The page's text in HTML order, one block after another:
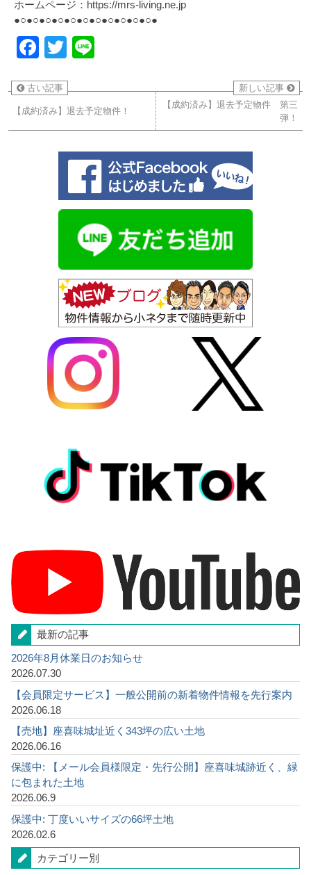
ホームページ：https://mrs-living.ne.jp
●○●○●○●○●○●○●○●○●○●○●○●
Facebook
Twitter
古い記事
【成約済み】退去予定物件！
新しい記事
【成約済み】退去予定物件 第三
弾！
最新の記事
2026年8月休業日のお知らせ
2026.07.30
【会員限定サービス】一般公開前の新着物件情報を先行案内
2026.06.18
【売地】座喜味城址近く343坪の広い土地
2026.06.16
保護中: 【メール会員様限定・先行公開】座喜味城跡近く、緑
に包まれた土地
2026.06.9
保護中: 丁度いいサイズの66坪土地
2026.02.6
カテゴリー別